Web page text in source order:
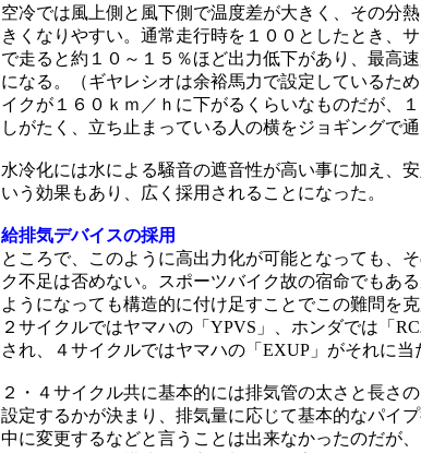
空冷では風上側と風下側で温度差が大きく、その分
きくなりやすい。通常走行時を１００としたとき、
で走ると約１０～１５％ほど出力低下があり、最高
になる。（ギヤレシオは余裕馬力で設定しているた
イクが１６０ｋｍ／ｈに下がるくらいなものだが、
しがたく、立ち止まっている人の横をジョギングで
水冷化には水による騒音の遮音性が高い事に加え、
いう効果もあり、広く採用されることになった。
給排気デバイスの採用
ところで、このように高出力化が可能となっても、
ク不足は否めない。スポーツバイク故の宿命でもあ
ようになっても構造的に付け足すことでこの難問を
２サイクルではヤマハの「YPVS」、ホンダでは「
され、４サイクルではヤマハの「EXUP」がそれに当
２・４サイクル共に基本的には排気管の太さと長さ
設定するかが決まり、排気量に応じて基本的なパイ
中に変更するなどと言うことは出来なかったのだが